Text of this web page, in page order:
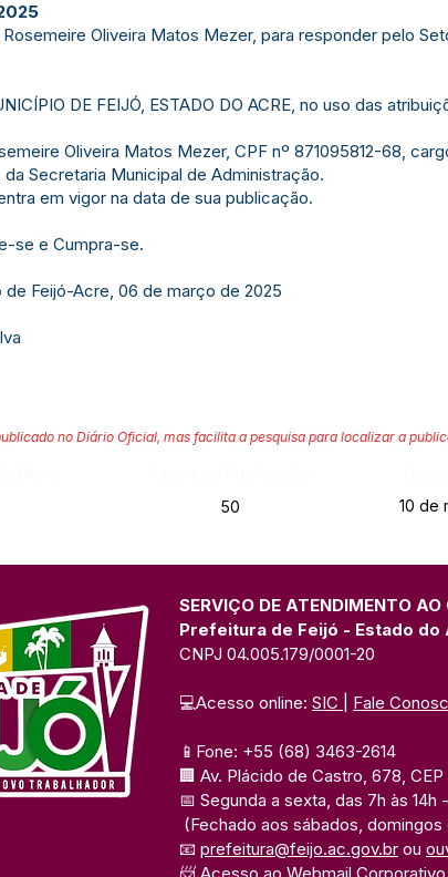
Oliveira Matos Mezer, para responder pelo
DE FEIJÓ, ESTADO DO ACRE, no uso das
Oliveira Matos Mezer, CPF nº 871095812-68,
Secretaria Municipal de Administração.
em vigor na data de sua publicação.
se e Cumpra-se.
Feijó-Acre, 06 de março de 2025
no Diário Oficial, mas facilita a pesquisa para localizar a
50
10 de
SERVIÇO DE ATENDIMENTO
Prefeitura de Feijó - Estado do
CNPJ 04.005.179/0001-20
💻Acesso online: SIC Fale
📱Fone: +55 (68) 3463-2614
🏢 Av. Plácido de Castro, 678,
📅 Segunda a sexta, das 7h às 14h
(Fechado aos sábados,
📧 prefeitura@feijo.ac.gov.br ou